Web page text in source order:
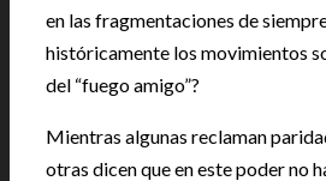
en las fragmentaciones de
históricamente los movimientos
del “fuego amigo”?
Mientras algunas reclaman
otras dicen que en este poder no